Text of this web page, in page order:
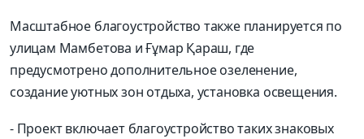
Масштабное благоустройство также планируется по
улицам Мамбетова и Ғұмар Қараш, где
предусмотрено дополнительное озеленение,
создание уютных зон отдыха, установка освещения.
- Проект включает благоустройство таких знаковых